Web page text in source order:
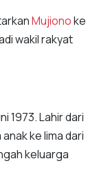
Mujionoke
wakil rakyat
1973. Lahir dari
ke lima dari
keluarga